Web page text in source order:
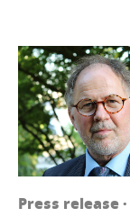
Press release ·